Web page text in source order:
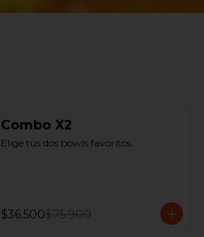
Combo X2
Elige tus dos bowls favoritos.
$36.500$75.900